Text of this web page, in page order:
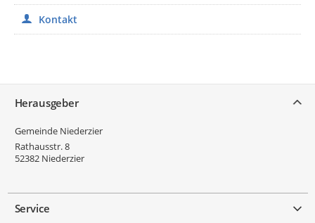
Kontakt
Herausgeber
Gemeinde Niederzier
Rathausstr. 8
52382 Niederzier
Service